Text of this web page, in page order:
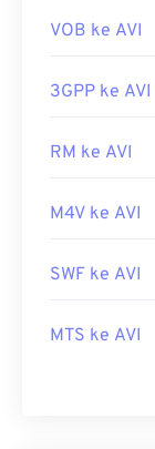
VOB ke AVI
3GPP ke AVI
RM ke AVI
M4V ke AVI
SWF ke AVI
MTS ke AVI